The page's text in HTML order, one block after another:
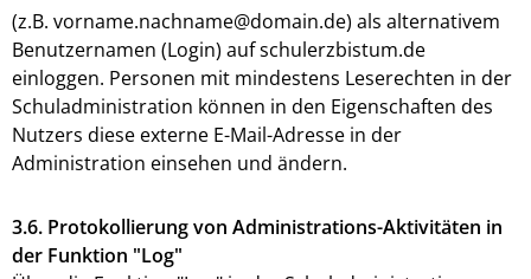
(z.B. vorname.nachname@domain.de) als alternativem
Benutzernamen (Login) auf schulerzbistum.de
einloggen. Personen mit mindestens Leserechten in der
Schuladministration können in den Eigenschaften des
Nutzers diese externe E-Mail-Adresse in der
Administration einsehen und ändern.
3.6. Protokollierung von Administrations-Aktivitäten in
der Funktion "Log"